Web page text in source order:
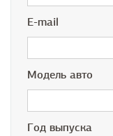
E-mail
Модель авто
Год выпуска